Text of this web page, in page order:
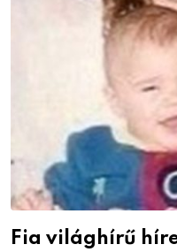
Fia világhírű